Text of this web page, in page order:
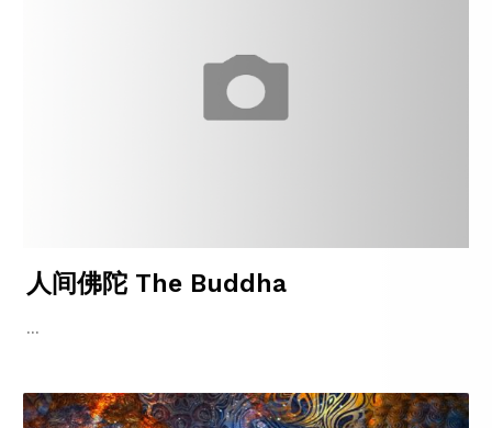
人间佛陀 The Buddha
...